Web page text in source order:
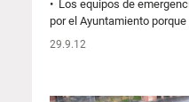
• Los equipos de
por el Ayuntamiento
29.9.12